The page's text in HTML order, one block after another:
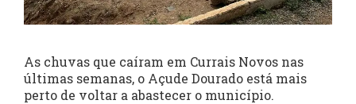
As chuvas que caíram em Currais Novos nas
últimas semanas, o Açude Dourado está mais
perto de voltar a abastecer o município.